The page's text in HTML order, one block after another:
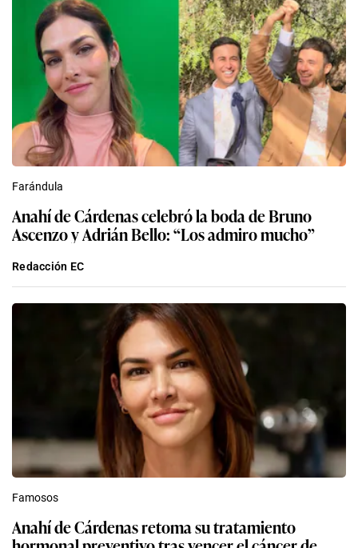
Farándula
Anahí de Cárdenas celebró la boda de Bruno
Ascenzo y Adrián Bello: “Los admiro mucho”
Redacción EC
Famosos
Anahí de Cárdenas retoma su tratamiento